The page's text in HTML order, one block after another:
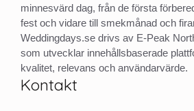
minnesvärd dag, från de första
fest och vidare till smekmånad och
Weddingdays.se drivs av E-Peak
som utvecklar innehållsbaserade
kvalitet, relevans och användarvärde.
Kontakt